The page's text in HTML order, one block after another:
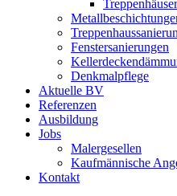
Fenstersanierungen
Denkmalpflege
Aktuelle BV
Referenzen
Ausbildung
Jobs
Malergesellen
Kaufmännische
Kontakt